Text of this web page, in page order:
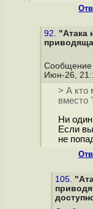
92. "Атака
Сообщение
Июн-26,
> А кто
вместо
Ни
Если
не
105.